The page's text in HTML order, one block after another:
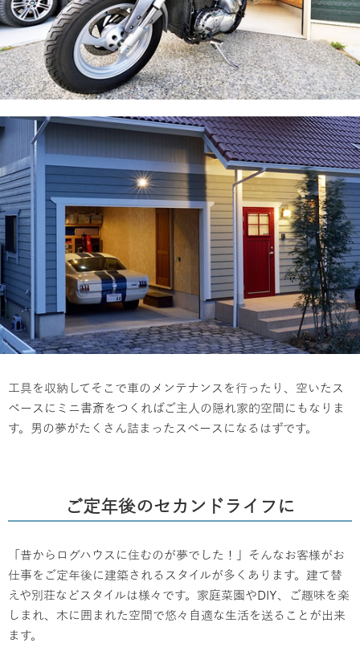
工具を収納してそこで車のメンテナンスを行ったり、空いたス
ペースにミニ書斎をつくればご主人の隠れ家的空間にもなりま
す。男の夢がたくさん詰まったスペースになるはずです。
ご定年後のセカンドライフに
「昔からログハウスに住むのが夢でした！」そんなお客様がお
仕事をご定年後に建築されるスタイルが多くあります。建て替
えや別荘などスタイルは様々です。家庭菜園やDIY、ご趣味を楽
しまれ、木に囲まれた空間で悠々自適な生活を送ることが出来
ます。